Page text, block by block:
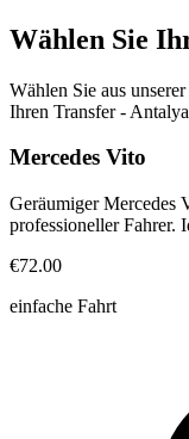
Wählen Sie
Wählen Sie aus
Ihren Transfer-
Mercedes Vito
Geräumiger
professioneller Fahrer.
€72.00
einfache Fahrt